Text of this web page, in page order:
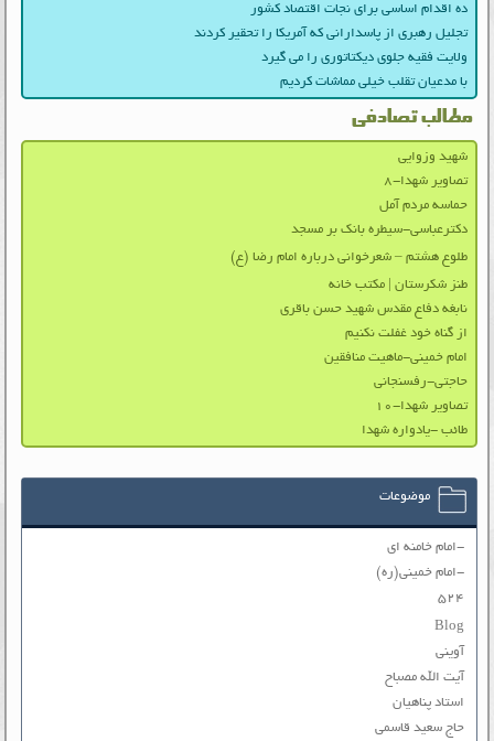
ده اقدام اساسی برای نجات اقتصاد کشور
تجلیل رهبری از پاسدارانی که آمریکا را تحقیر کردند
ولایت فقیه جلوی دیکتاتوری را می گیرد
با مدعیان تقلب خیلی مماشات کردیم
مطالب تصادفی
شهید وزوایی
تصاویر شهدا-۸
حماسه مردم آمل
دکترعباسی-سیطره بانک بر مسجد
طلوع هشتم – شعرخوانی درباره امام رضا (ع)
طنز شکرستان | مکتب خانه
نابغه دفاع مقدس شهید حسن باقری
از گناه خود غفلت نکنیم
امام خمینی-ماهیت منافقین
حاجتی-رفسنجانی
تصاویر شهدا-۱۰
طائب -یادواره شهدا
موضوعات
-امام خامنه ای
-امام خمینی(ره)
۵۲۴
Blog
آوینی
آیت الله مصباح
استاد پناهیان
حاج سعید قاسمی